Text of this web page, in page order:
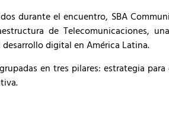
durante el encuentro, SBA
de Telecomunicaciones,
digital en América Latina.
en tres pilares: estrategia